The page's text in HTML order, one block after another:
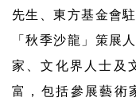
先生、東方基金會
「秋季沙龍」策展
家、文化界人士及
富，包括參展藝術